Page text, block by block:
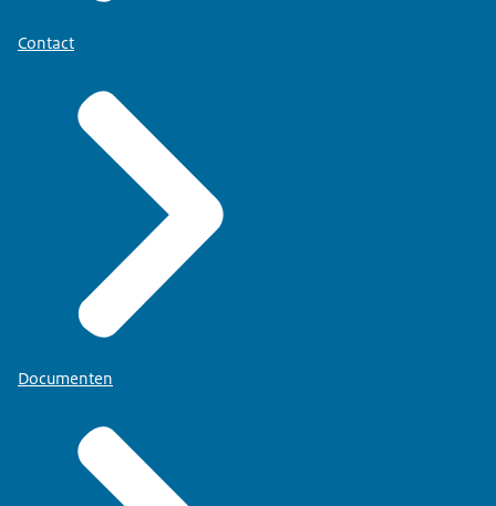
beoordelingskader
Contact
Documenten